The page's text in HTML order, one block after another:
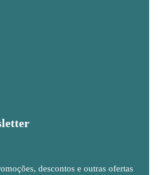
descontos e outras ofertas